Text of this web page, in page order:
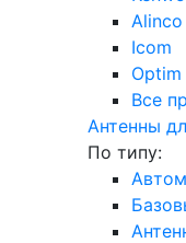
Alinco
Icom
Optim
Все
Антенны
По типу: